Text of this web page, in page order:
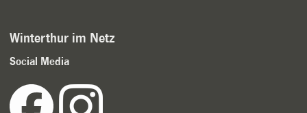
Winterthur im Netz
Social Media